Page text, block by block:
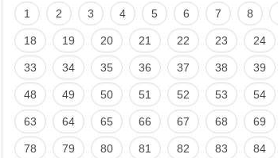
1 2 3 4 5 6 7 8
18 19 20 21 22 23 24
33 34 35 36 37 38 39
48 49 50 51 52 53 54
63 64 65 66 67 68 69
78 79 80 81 82 83 84